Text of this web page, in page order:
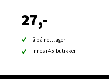
27,-
Få på nettlager
Finnes i 45 butikker
Sortland -